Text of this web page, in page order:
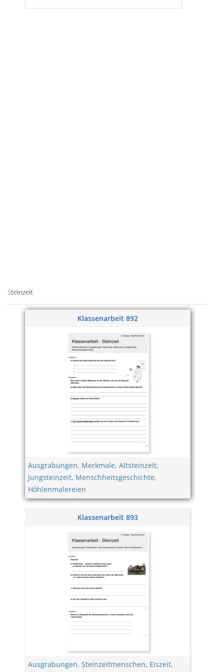
Steinzeit
Klassenarbeit 892
Ausgrabungen, Merkmale, Altsteinzeit,
Jungsteinzeit, Menschheitsgeschichte,
Höhlenmalereien
Klassenarbeit 893
Ausgrabungen, Steinzeitmenschen, Eiszeit,